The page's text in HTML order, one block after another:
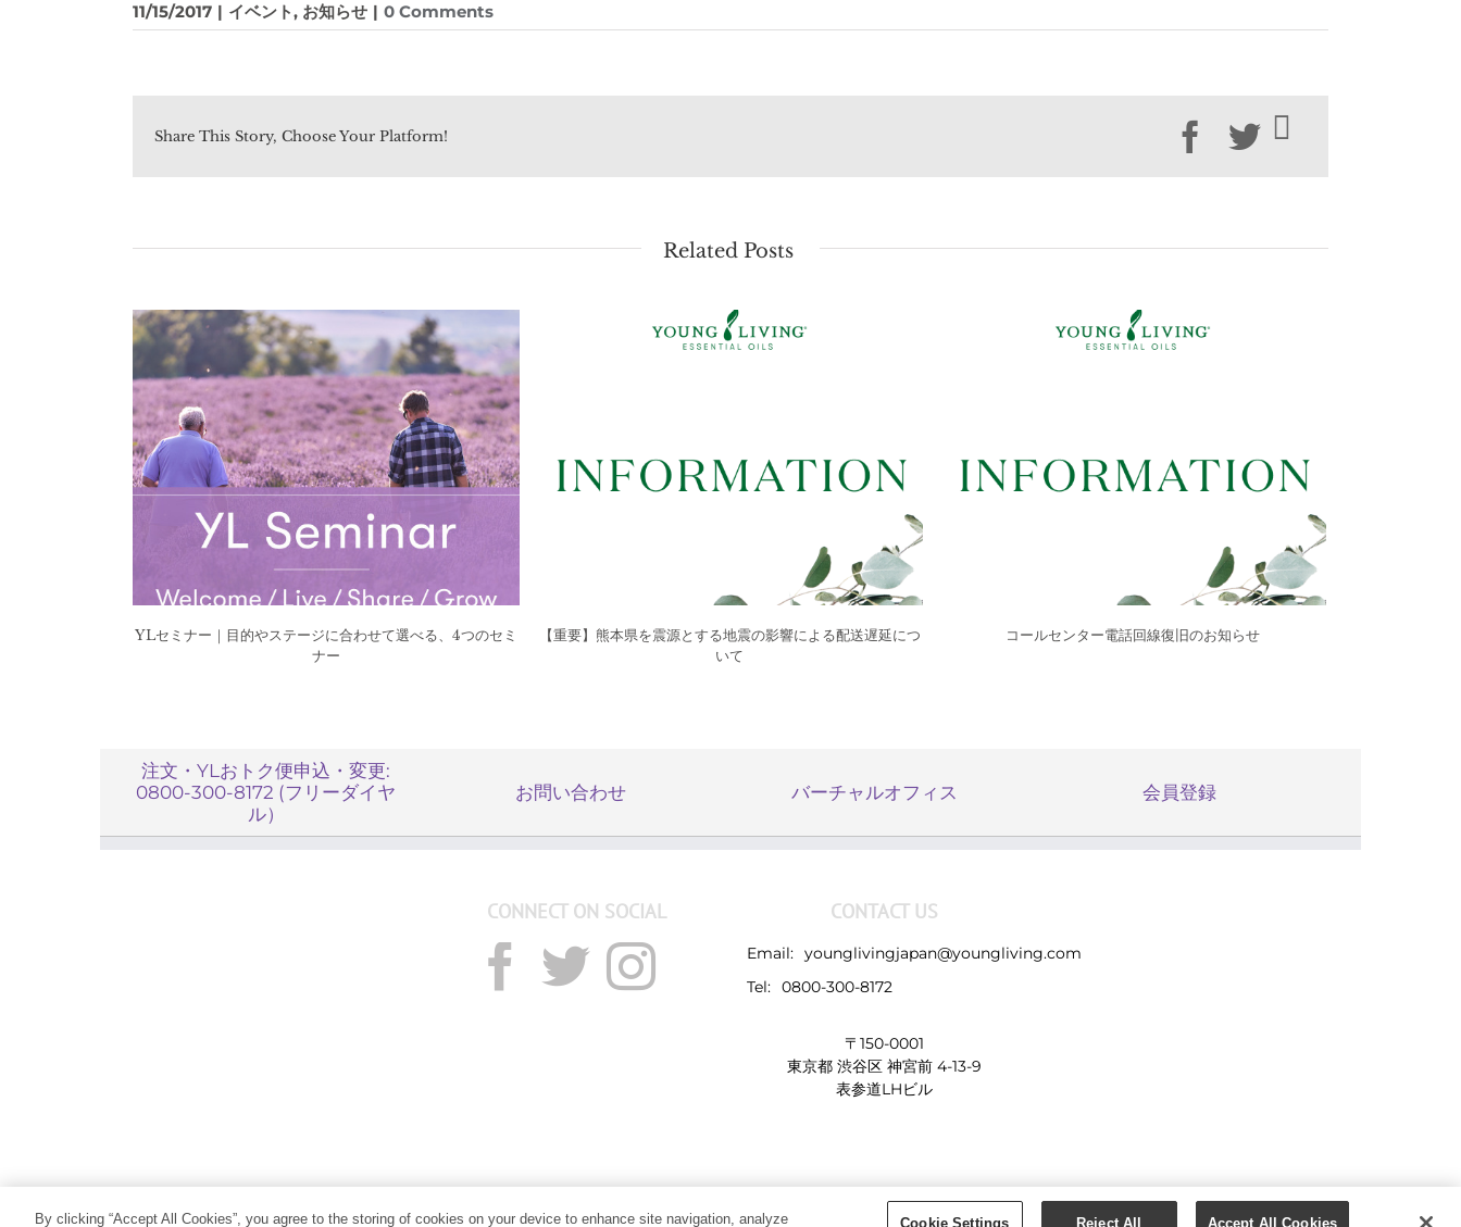
11/15/2017 | イベント, お知らせ | 0 Comments
Share This Story, Choose Your Platform! Facebook
Twitter
Related Posts
YLセミナー｜目的やステージに合わせて選べる、4つのセミ
ナー
【重要】熊本県を震源とする地震の影響による配送遅延につ
いて
コールセンター電話回線復旧のお知らせ
注文・YLおトク便申込・変更:
0800-300-8172 (フリーダイヤ
ル）
お問い合わせ バーチャルオフィス 会員登録
CONNECT ON SOCIAL CONTACT US
Email: younglivingjapan@youngliving.com
Tel: 0800-300-8172
〒150-0001
東京都 渋谷区 神宮前 4-13-9
表参道LHビル
Copyright 2019 - Young Living Essential Oils | All Rights Reserved
By clicking “Accept All Cookies”, you agree to the storing of cookies on your device to enhance site navigation, analyze Cookie Settings Reject All Accept All Cookies